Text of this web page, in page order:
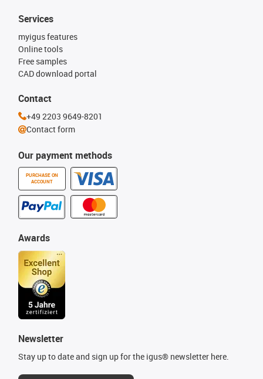
Our payment methods
PURCHASE ON
ACCOUNT
Services
myigus features
Online tools
Free samples
CAD download portal
Awards
Newsletter
Stay up to date and sign up for the igus® newsletter here.
Contact
+49 2203 9649-8201
Contact form